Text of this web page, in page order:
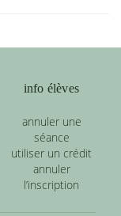
info élèves
annuler une
séance
utiliser un crédit
annuler
l’inscription